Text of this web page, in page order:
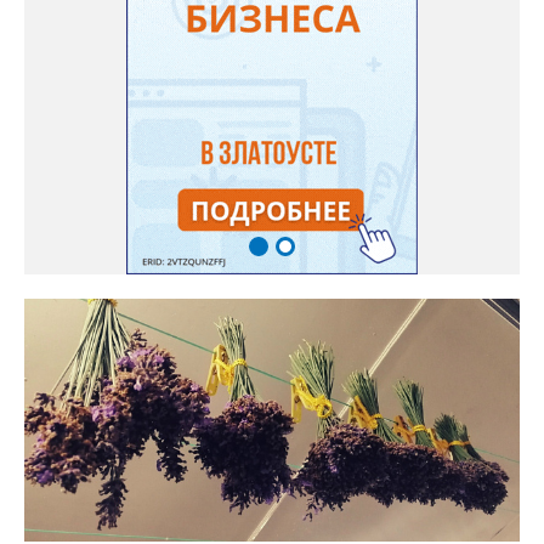
размером с грецкий орех. Екатерина выяснила у знающих
людей и причину своих неудач – её сеянцы не опылялись, и это
нужно было делать самостоятельно. «Мужской» цветочек для
этого прикладывают к «женскому» - тычинку к пестику. Фото:
Екатерина Громова, специально для «Златоуст.инфо».
Обсуждение новости здесь
ВКОНТАКТЕ https://vk.com/newszlatoust74